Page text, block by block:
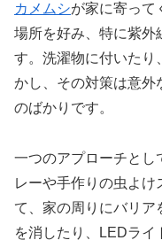
カメムシが家に寄って
場所を好み、特に紫外
す。洗濯物に付いたり
かし、その対策は意外
のばかりです。
一つのアプローチとし
レーや手作りの虫よけ
て、家の周りにバリ
を消したり、LEDライ